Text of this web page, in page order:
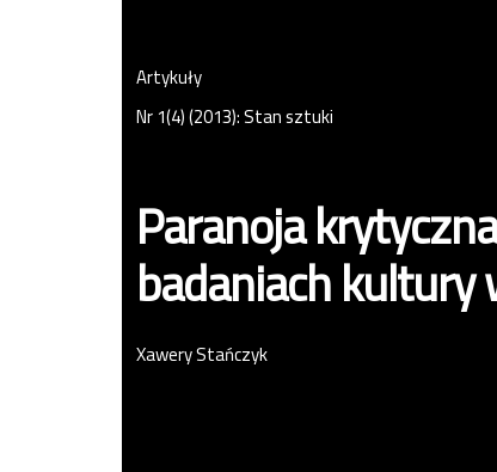
Artykuły
Nr 1(4) (2013): Stan sztuki
Paranoja
badaniach kultury
Xawery Stańczyk